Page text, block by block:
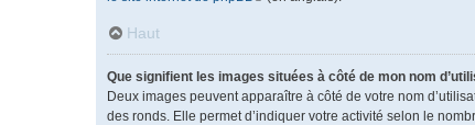
Haut
Que signifient les images situées à côté de mon nom
Deux images peuvent apparaître à côté de votre nom
des ronds. Elle permet d’indiquer votre activité selon le